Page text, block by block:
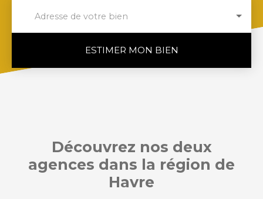
Adresse de votre bien
ESTIMER MON BIEN
Découvrez nos deux
agences dans la région de
Havre